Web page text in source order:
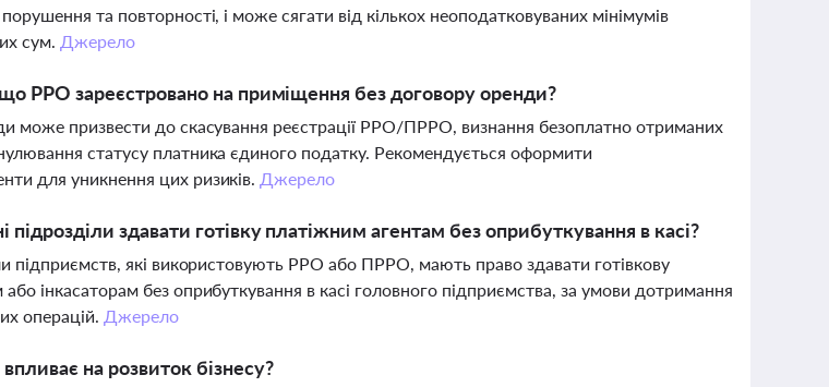
та повторності, і може сягати від кількох неоподатковуваних мінімумів
сум. Джерело
РРО зареєстровано на приміщення без договору оренди?
може призвести до скасування реєстрації РРО/ПРРО, визнання безоплатно отриманих
статусу платника єдиного податку. Рекомендується оформити
для уникнення цих ризиків. Джерело
здавати готівку платіжним агентам без оприбуткування в касі?
підприємств, які використовують РРО або ПРРО, мають право здавати готівкову
інкасаторам без оприбуткування в касі головного підприємства, за умови дотримання
операцій. Джерело
на розвиток бізнесу?